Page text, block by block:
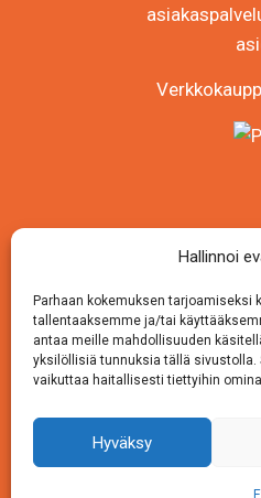
Hallinnoi
Parhaan kokemuksen tarjoamiseksi
tallentaaksemme ja/tai
antaa meille mahdollisuuden
yksilöllisiä tunnuksia tällä
vaikuttaa haitallisesti tiettyihin
Hyväksy